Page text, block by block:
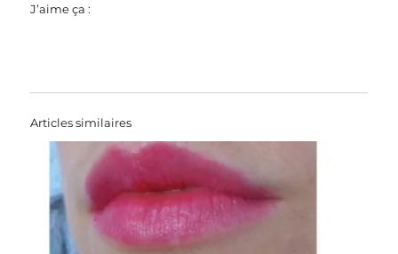
J’aime ça :
Articles similaires